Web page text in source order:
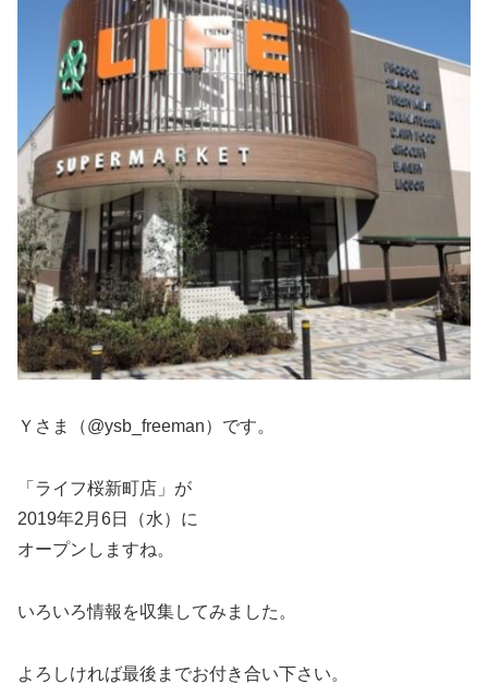
Ｙさま（@ysb_freeman）です。
「ライフ桜新町店」が
2019年2月6日（水）に
オープンしますね。
いろいろ情報を収集してみました。
よろしければ最後までお付き合い下さい。